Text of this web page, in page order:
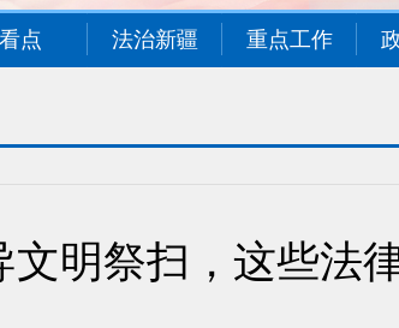
看点 法治新疆 重点工作
文明祭扫，这些法